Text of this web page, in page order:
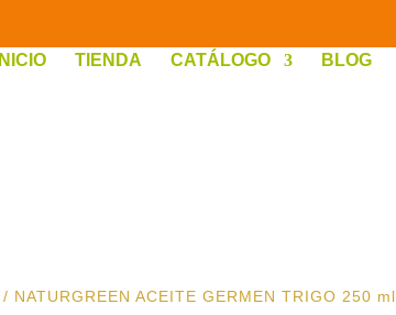
INICIO TIENDA CATÁLOGO BLOG
/ NATURGREEN ACEITE GERMEN TRIGO 250 ml